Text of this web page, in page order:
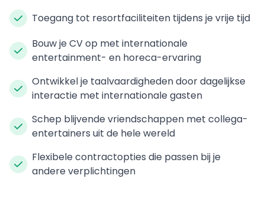
Toegang tot resortfaciliteiten tijdens je vrije tijd
Bouw je CV op met internationale
entertainment- en horeca-ervaring
Ontwikkel je taalvaardigheden door dagelijkse
interactie met internationale gasten
Schep blijvende vriendschappen met collega-
entertainers uit de hele wereld
Flexibele contractopties die passen bij je
andere verplichtingen